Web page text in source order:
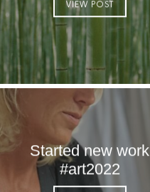
VIEW POST
Started new work
#art2022